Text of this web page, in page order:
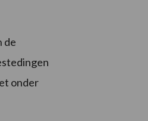
de
onder